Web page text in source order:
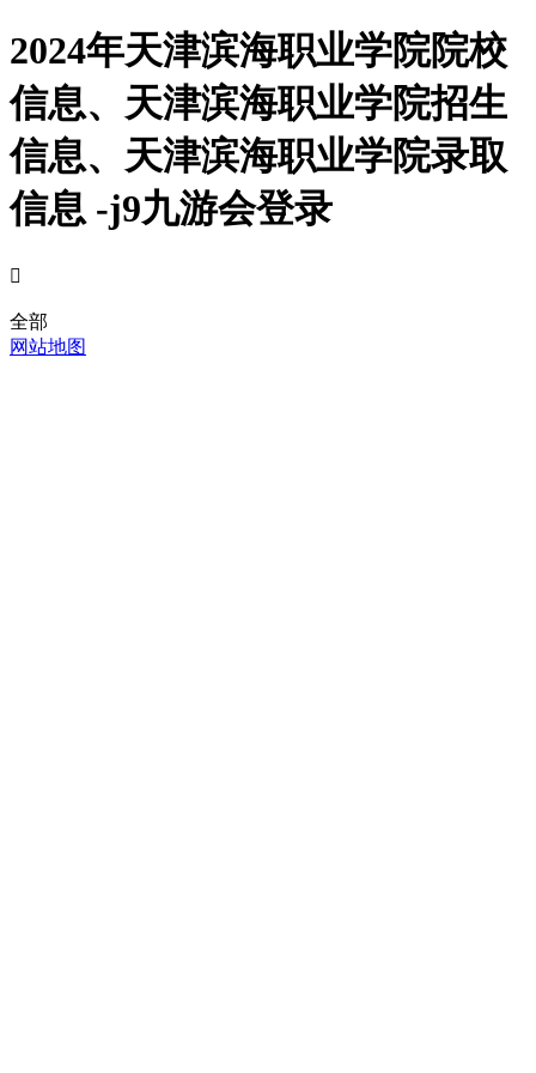
2024年天津滨海职业学院院校
信息、天津滨海职业学院招生
信息、天津滨海职业学院录取
信息 -j9九游会登录

全部
网站地图